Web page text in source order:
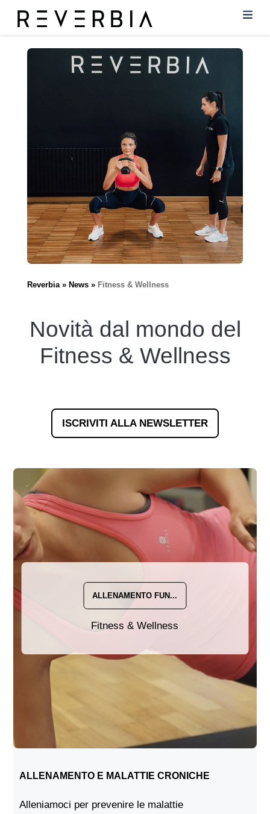
Reverbia News Fitness & Wellness
Novità dal mondo del
Fitness & Wellness
ISCRIVITI ALLA NEWSLETTER
ALLENAMENTO FUN...
Fitness & Wellness
ALLENAMENTO E MALATTIE CRONICHE
Alleniamoci per prevenire le malattie